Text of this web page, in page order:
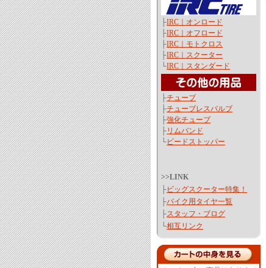
├IRC｜オンロード
├IRC｜オフロード
├IRC｜モトクロス
├IRC｜スクーター
└IRC｜スタンダード
├チューブ
├チューブレスバルブ
├強化チューブ
├リムバンド
└ビードストッパー
>>LINK
├ビッグスクーター特集！
├バイク用タイヤ一覧
├スタッフ・ブログ
└相互リンク